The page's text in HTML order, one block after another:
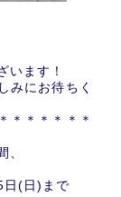
います！
みにお待ちく
＊＊＊＊＊＊
、
(日)まで